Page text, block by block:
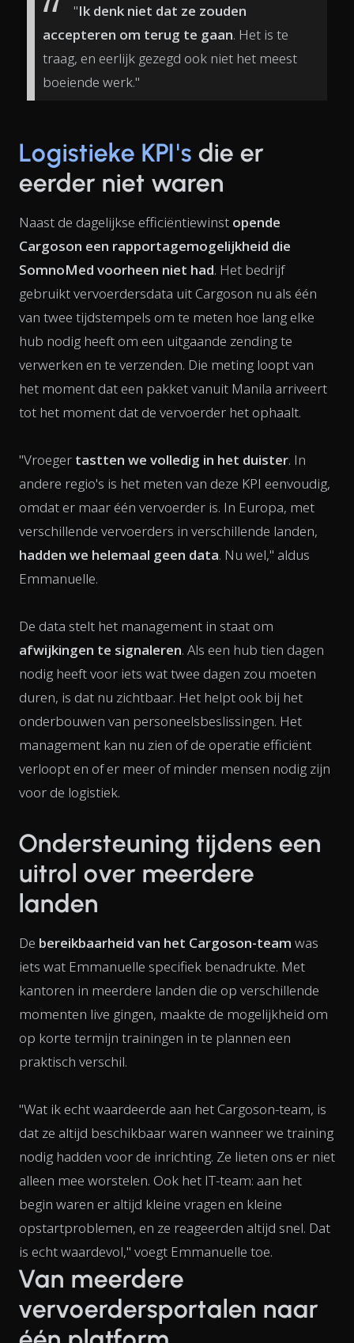
"Ik denk niet dat ze zouden
accepteren om terug te gaan. Het is te
traag, en eerlijk gezegd ook niet het meest
boeiende werk."
Logistieke KPI's die er
eerder niet waren
Naast de dagelijkse efficiëntiewinst opende
Cargoson een rapportagemogelijkheid die
SomnoMed voorheen niet had. Het bedrijf
gebruikt vervoerdersdata uit Cargoson nu als één
van twee tijdstempels om te meten hoe lang elke
hub nodig heeft om een uitgaande zending te
verwerken en te verzenden. Die meting loopt van
het moment dat een pakket vanuit Manila arriveert
tot het moment dat de vervoerder het ophaalt.
"Vroeger tastten we volledig in het duister. In
andere regio's is het meten van deze KPI eenvoudig,
omdat er maar één vervoerder is. In Europa, met
verschillende vervoerders in verschillende landen,
hadden we helemaal geen data. Nu wel," aldus
Emmanuelle.
De data stelt het management in staat om
afwijkingen te signaleren. Als een hub tien dagen
nodig heeft voor iets wat twee dagen zou moeten
duren, is dat nu zichtbaar. Het helpt ook bij het
onderbouwen van personeelsbeslissingen. Het
management kan nu zien of de operatie efficiënt
verloopt en of er meer of minder mensen nodig zijn
voor de logistiek.
Ondersteuning tijdens een
uitrol over meerdere
landen
De bereikbaarheid van het Cargoson-team was
iets wat Emmanuelle specifiek benadrukte. Met
kantoren in meerdere landen die op verschillende
momenten live gingen, maakte de mogelijkheid om
op korte termijn trainingen in te plannen een
praktisch verschil.
"Wat ik echt waardeerde aan het Cargoson-team, is
dat ze altijd beschikbaar waren wanneer we training
nodig hadden voor de inrichting. Ze lieten ons er niet
alleen mee worstelen. Ook het IT-team: aan het
begin waren er altijd kleine vragen en kleine
opstartproblemen, en ze reageerden altijd snel. Dat
is echt waardevol," voegt Emmanuelle toe.
Van meerdere
vervoerdersportalen naar